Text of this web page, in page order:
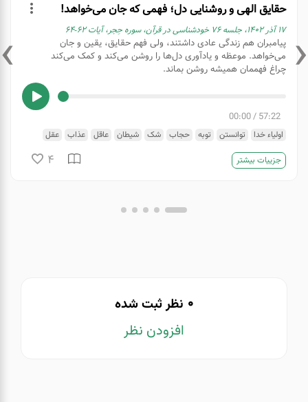
حقایق الهی و روشنایی دل؛ فهمی که جان می‌خواهد!
۱۷ آذر ۱۴۰۲، جلسه ۷۶ خودشناسی در قرآن، سوره حِجر، آیات ۶۲-۶۴
پیامبران هم زندگی عادی داشتند، ولی فهم حقایق، یقین و جان
می‌خواهد. موعظه و یادآوری دل‌ها را روشن می‌کند و کمک می‌کند
چراغ فهممان همیشه روشن بماند.
57:22
/
00:00
اولیاء خدا توانستن توبه حجاب شک شیطان عاقل عذاب
عقل
غذای روح
فهم
جزییات بیشتر 4
‹
›
0 نظر ثبت شده
افزودن نظر